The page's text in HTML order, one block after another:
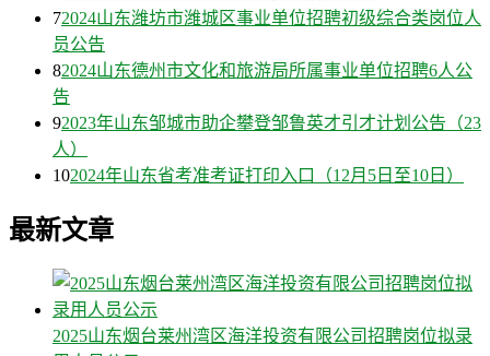
72024山东潍坊市潍城区事业单位招聘初级综合类岗位人
员公告
82024山东德州市文化和旅游局所属事业单位招聘6人公
告
92023年山东邹城市助企攀登邹鲁英才引才计划公告（23
人）
102024年山东省考准考证打印入口（12月5日至10日）
最新文章
2025山东烟台莱州湾区海洋投资有限公司招聘岗位拟录